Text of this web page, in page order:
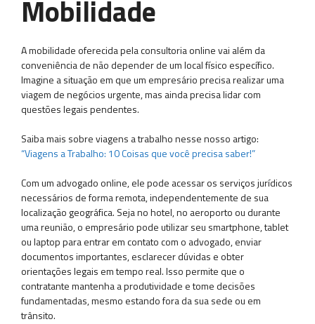
Mobilidade
A mobilidade oferecida pela consultoria online vai além da
conveniência de não depender de um local físico específico.
Imagine a situação em que um empresário precisa realizar uma
viagem de negócios urgente, mas ainda precisa lidar com
questões legais pendentes.
Saiba mais sobre viagens a trabalho nesse nosso artigo:
“Viagens a Trabalho: 10 Coisas que você precisa saber!”
Com um advogado online, ele pode acessar os serviços jurídicos
necessários de forma remota, independentemente de sua
localização geográfica. Seja no hotel, no aeroporto ou durante
uma reunião, o empresário pode utilizar seu smartphone, tablet
ou laptop para entrar em contato com o advogado, enviar
documentos importantes, esclarecer dúvidas e obter
orientações legais em tempo real. Isso permite que o
contratante mantenha a produtividade e tome decisões
fundamentadas, mesmo estando fora da sua sede ou em
trânsito.